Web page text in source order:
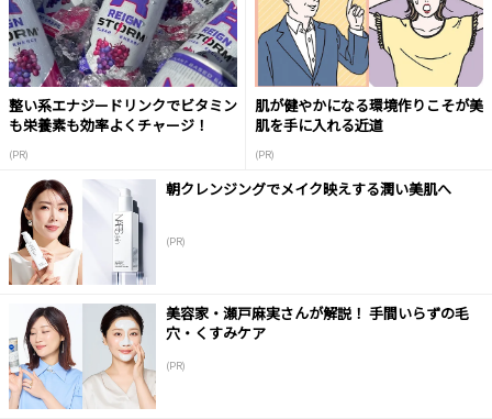
整い系エナジードリンクでビタミン
も栄養素も効率よくチャージ！
(PR)
肌が健やかになる環境作りこそが美
肌を手に入れる近道
(PR)
朝クレンジングでメイク映えする潤い美肌へ
(PR)
美容家・瀬戸麻実さんが解説！ 手間いらずの毛
穴・くすみケア
(PR)